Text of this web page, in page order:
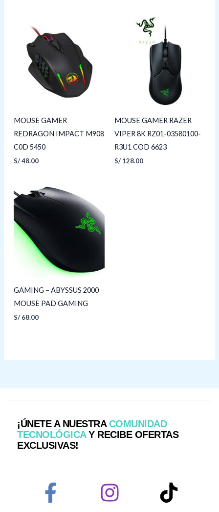
MOUSE GAMER
REDRAGON IMPACT M908
C0D 5450
S/48.00
MOUSE GAMER RAZER
VIPER 8K RZ01-03580100-
R3U1 COD 6623
S/ 128.00
GAMING – ABYSSUS 2000
MOUSE PAD GAMING
S/68.00
¡ÚNETE A NUESTRACOMUNIDAD
TECNOLÓGICAY RECIBE OFERTAS
EXCLUSIVAS!